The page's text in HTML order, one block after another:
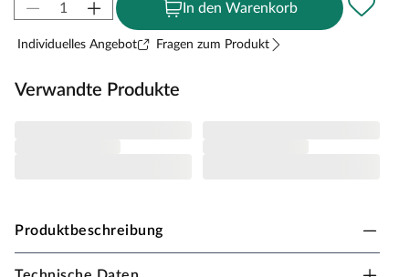
In den Warenkorb
Individuelles Angebot Fragen zum Produkt
Verwandte Produkte
Produktbeschreibung